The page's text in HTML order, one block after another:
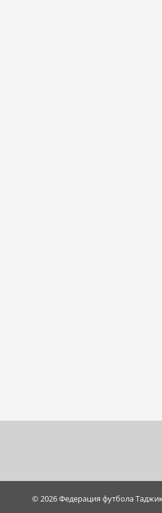
© 2026 Федерация футбола